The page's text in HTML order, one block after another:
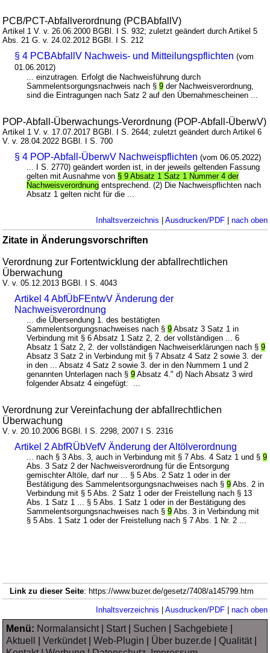
PCB/PCT-Abfallverordnung (PCBAbfallV)
Artikel 1 V. v. 26.06.2000 BGBl. I S. 932; zuletzt geändert durch Artikel 5
Abs. 21 G. v. 24.02.2012 BGBl. I S. 212
§ 4 PCBAbfallV Nachweis- und Mitteilungspflichten (vom
01.06.2012)
... einzutragen. Erfolgt die Nachweisführung durch
Sammelentsorgungsnachweis nach §9 der Nachweisverordnung,
sind die Eintragungen nach Satz 2 auf den Übernahmescheinen ...
POP-Abfall-Überwachungs-Verordnung (POP-Abfall-ÜberwV)
Artikel 1 V. v. 17.07.2017 BGBl. I S. 2644; zuletzt geändert durch Artikel 6
V. v. 28.04.2022 BGBl. I S. 700
§ 4 POP-Abfall-ÜberwV Nachweispflichten (vom 06.05.2022)
... I S. 2770) geändert worden ist, in der jeweils geltenden Fassung
gelten mit Ausnahme von § 9 Absatz 1 Satz 1 Nummer 4 der
Nachweisverordnung entsprechend. (2) Die Nachweispflichten nach
Absatz 1 gelten nicht für die ...
Inhaltsverzeichnis Ausdrucken/PDF| nach oben
Zitate in Änderungsvorschriften
Verordnung zur Fortentwicklung der abfallrechtlichen
Überwachung
V. v. 05.12.2013 BGBl. I S. 4043
Artikel 4 AbfÜbFEntwV Änderung der
Nachweisverordnung
... die Übersendung 1. des bestätigten
Sammelentsorgungsnachweises nach §9 Absatz 3 Satz 1 in
Verbindung mit § 6 Absatz 1 Satz 2, 2. der vollständigen ... 6
Absatz 1 Satz 2, 2. der vollständigen Nachweiserklärungen nach §9
Absatz 3 Satz 2 in Verbindung mit § 7 Absatz 4 Satz 2 sowie 3. der
in den ... Absatz 4 Satz 2 sowie 3. der in den Nummern 1 und 2
genannten Unterlagen nach §9 Absatz 4." d) Nach Absatz 3 wird
folgender Absatz 4 eingefügt: ...
Verordnung zur Vereinfachung der abfallrechtlichen
Überwachung
V. v. 20.10.2006 BGBl. I S. 2298, 2007 I S. 2316
Artikel 2 AbfRÜbVefV Änderung der Altölverordnung
... nach § 3 Abs. 3, auch in Verbindung mit § 7 Abs. 4 Satz 1 und §9
Abs. 3 Satz 2 der Nachweisverordnung für die Entsorgung
gemischter Altöle, darf nur ... § 5 Abs. 2 Satz 1 oder in der
Bestätigung des Sammelentsorgungsnachweises nach §9 Abs. 2 in
Verbindung mit § 5 Abs. 2 Satz 1 oder der Freistellung nach § 13
Abs. 1 Satz 1 ... § 5 Abs. 1 Satz 1 oder in der Bestätigung des
Sammelentsorgungsnachweises nach §9 Abs. 3 in Verbindung mit
§ 5 Abs. 1 Satz 1 oder der Freistellung nach § 7 Abs. 1 Nr. 2 ...
Link zu dieser Seite: https://www.buzer.de/gesetz/7408/a145799.htm
Inhaltsverzeichnis Ausdrucken/PDF| nach oben
Menü: Normalansicht| Start| Suchen Sachgebiete
Aktuell
|Verkündet|Web-Plugin Über buzer.de |Qualität|